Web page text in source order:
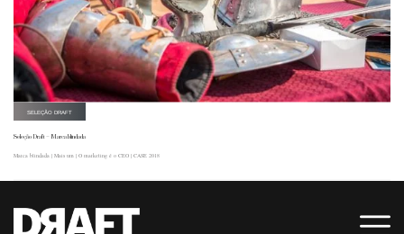
SELEÇÃO DRAFT
Seleção Draft – Marca blindada
Marca blindada | Mais um | O marketing é o CEO | CASE 2018